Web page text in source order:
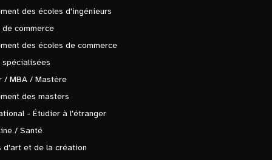
des écoles d'ingénieurs
de commerce
des écoles de commerce
spécialisées
/ MBA / Mastère
des masters
- Étudier à l'étranger
/ Santé
d'art et de la création